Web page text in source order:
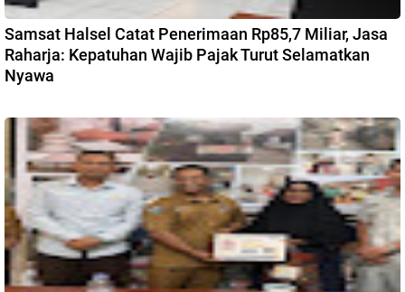
Samsat Halsel Catat Penerimaan Rp85,7 Miliar, Jasa
Raharja: Kepatuhan Wajib Pajak Turut Selamatkan
Nyawa